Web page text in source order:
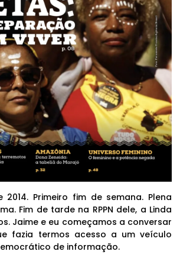
2014. Primeiro fim de semana. Plena
Fim de tarde na RPPN dele, a Linda
Jaime e eu começamos a conversar
fazia termos acesso a um veículo
de informação.